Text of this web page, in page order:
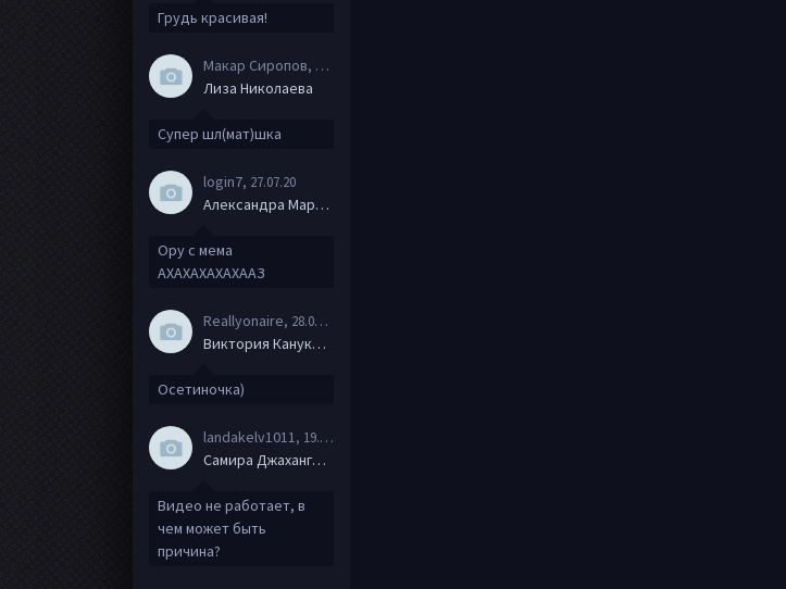
Грудь красивая!
Макар Сиропов, 08.08.20
Лиза Николаева
Супер шл(мат)шка
login7, 27.07.20
Александра Маркова
Ору с мема
АХАХАХАХАХААЗ
Reallyonaire, 28.06.20
Виктория Канукова
Осетиночка)
landakelv1011 , 19.06.20
Самира Джахангирова
Видео не работает, в
чем может быть
причина?